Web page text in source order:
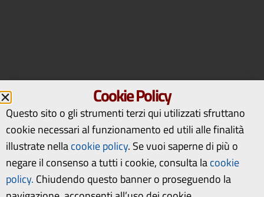
Cookie Policy
Questo sito o gli strumenti terzi qui utilizzati sfruttano
cookie necessari al funzionamento ed utili alle finalità
illustrate nellacookie policy. Se vuoi saperne di più o
negare il consenso a tutti i cookie, consulta lacookie
policy. Chiudendo questo banner o proseguendo la